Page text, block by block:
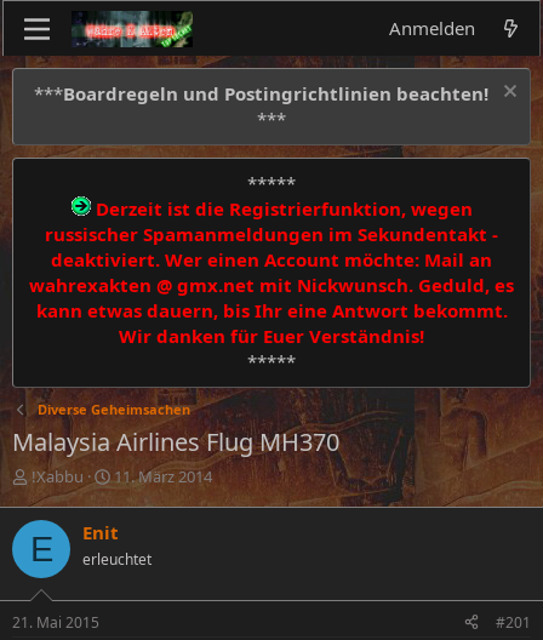
Anmelden
***Boardregeln und Postingrichtlinien beachten!
***
*****
Derzeit ist die Registrierfunktion, wegen
russischer Spamanmeldungen im Sekundentakt -
deaktiviert. Wer einen Account möchte: Mail an
wahrexakten @ gmx.net mit Nickwunsch. Geduld, es
kann etwas dauern, bis Ihr eine Antwort bekommt.
Wir danken für Euer Verständnis!
*****
Diverse Geheimsachen
Malaysia Airlines Flug MH370
E
s
t
e
l
l
e
!Xabbu
E
t
e
l
11. März 2014
E Enit
erleuchtet
21. Mai 2015 #201